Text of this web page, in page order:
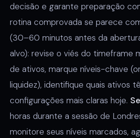
decisão e garante preparação
rotina comprovada se parece
(30–60 minutos antes da
alvo): revise o viés do timeframe
de ativos, marque níveis-chave
liquidez), identifique quais ativos
configurações mais claras hoje.
horas durante a sessão de
monitore seus níveis marcados,